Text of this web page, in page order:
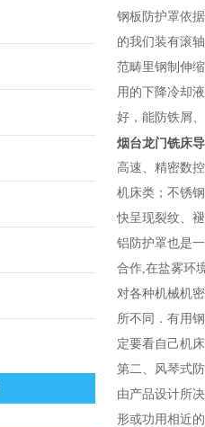
钢板防护罩依
的我们装有滚
范畴里钢制伸
用的下降冷却
好，能防铁屑
烟台龙门铣床
高速、精密数
机床类； 不锈
快呈现裂纹、
铝防护罩也是
合作,在盐雾环
对各种机械机
所不同．有用
定要看自己机
第二、风琴式
由产品设计所
形或功用相近